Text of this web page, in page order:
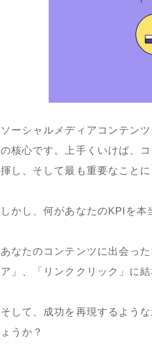
ソーシャルメディアコンテン
の核心です。上手くいけば、
揮し、そして最も重要なこと
しかし、何があなたのKPIを本
あなたのコンテンツに出会っ
ア」、「リンククリック」に
そして、成功を再現するよう
ょうか？